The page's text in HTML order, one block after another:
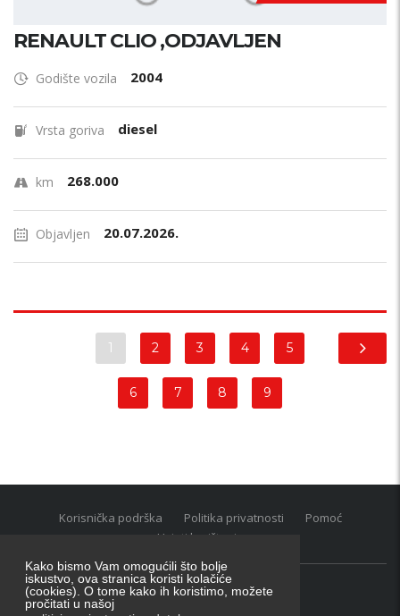
Kako bismo Vam omogućili što bolje
iskustvo, ova stranica koristi kolačiće
(cookies). O tome kako ih koristimo, možete
pročitati u našoj
RENAULT CLIO ,ODJAVLJEN
Godište vozila 2004
Vrsta goriva diesel
km 268.000
Objavljen 20.07.2026.
1 2 3 4 5
6 7 8 9
Korisnička podrška Politika privatnosti
Pomoć
Uvjeti korištenja
Oglasnik grupacija:posao.hr|oglasnik.hr|auti.hr